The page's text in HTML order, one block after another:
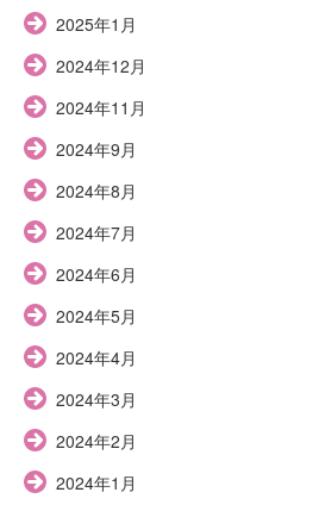
2025年1月
2024年12月
2024年11月
2024年9月
2024年8月
2024年7月
2024年6月
2024年5月
2024年4月
2024年3月
2024年2月
2024年1月